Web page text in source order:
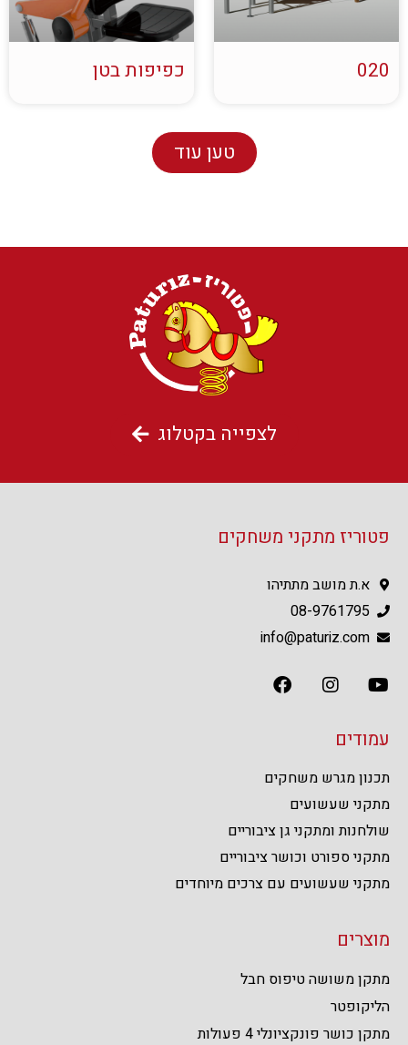
020 כפיפות בטן
טען עוד
לצפייה בקטלוג
פטוריז מתקני משחקים
א.ת מושב מתתיהו
08-9761795
info@paturiz.com
עמודים
תכנון מגרש משחקים
מתקני שעשועים
שולחנות ומתקני גן ציבוריים
מתקני ספורט וכושר ציבוריים
מתקני שעשועים עם צרכים מיוחדים
מוצרים
מתקן משושה טיפוס חבל
הליקופטר
מתקן כושר פונקציונלי 4 פעולות